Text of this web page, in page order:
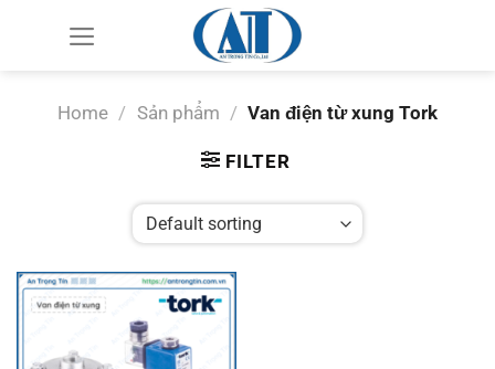
Home / Sản phẩm / Van điện từ xung Tork
FILTER